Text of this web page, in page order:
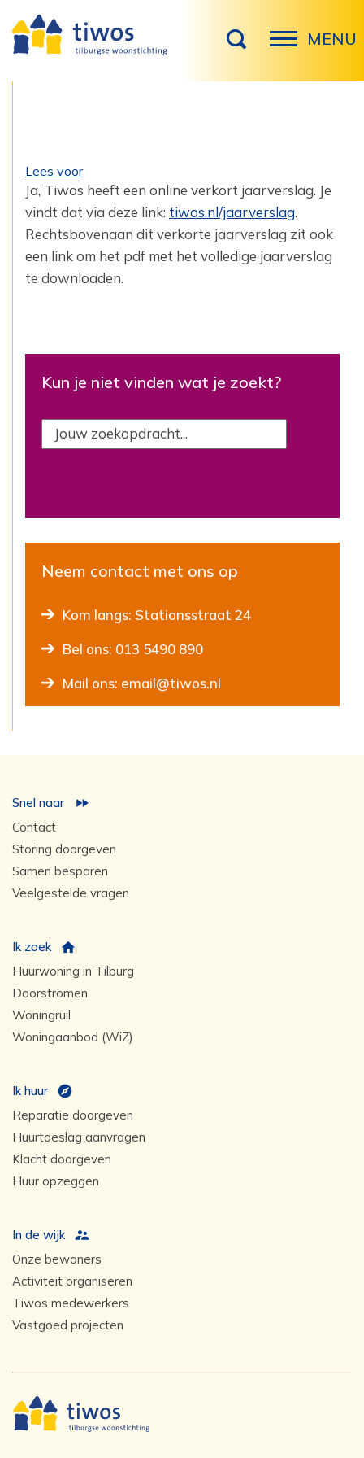
MENU
Lees voor
Ja, Tiwos heeft een online verkort jaarverslag. Je
vindt dat via deze link: tiwos.nl/jaarverslag.
Rechtsbovenaan dit verkorte jaarverslag zit ook
een link om het pdf met het volledige jaarverslag
te downloaden.
Kun je niet vinden wat je zoekt?
Neem contact met ons op
Kom langs: Stationsstraat 24
Bel ons: 013 5490 890
Mail ons: email@tiwos.nl
Snel naar
Contact
Storing doorgeven
Samen besparen
Veelgestelde vragen
Ik zoek
Huurwoning in Tilburg
Doorstromen
Woningruil
Woningaanbod (WiZ)
Ik huur
Reparatie doorgeven
Huurtoeslag aanvragen
Klacht doorgeven
Huur opzeggen
In de wijk
Onze bewoners
Activiteit organiseren
Tiwos medewerkers
Vastgoed projecten